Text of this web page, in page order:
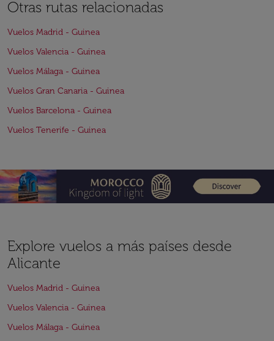
Otras rutas relacionadas
Vuelos Madrid - Guinea
Vuelos Valencia - Guinea
Vuelos Málaga - Guinea
Vuelos Gran Canaria - Guinea
Vuelos Barcelona - Guinea
Vuelos Tenerife - Guinea
Explore vuelos a más países desde
Alicante
Vuelos Madrid - Guinea
Vuelos Valencia - Guinea
Vuelos Málaga - Guinea